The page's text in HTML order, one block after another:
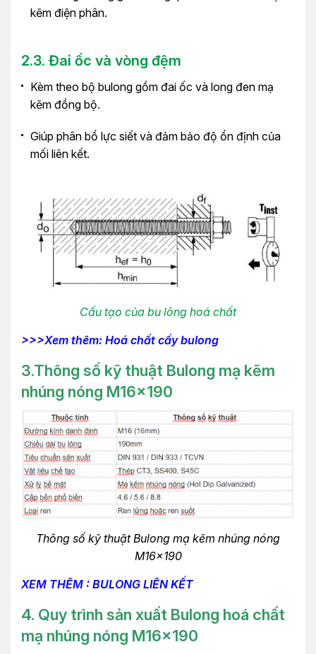
kẽm điện phân.
2.3. Đai ốc và vòng đệm
Kèm theo bộ bulong gồm đai ốc và long đen mạ
kẽm đồng bộ.
Giúp phân bổ lực siết và đảm bảo độ ổn định của
mối liên kết.
Cấu tạo của bu lông hoá chất
>>>Xem thêm: Hoá chất cấy bulong
3.Thông số kỹ thuật Bulong mạ kẽm
nhúng nóng M16x190
Thông số kỹ thuật Bulong mạ kẽm nhúng nóng
M16x190
XEM THÊM : BULONG LIÊN KẾT
4. Quy trình sản xuất Bulong hoá chất
mạ nhúng nóng M16x190